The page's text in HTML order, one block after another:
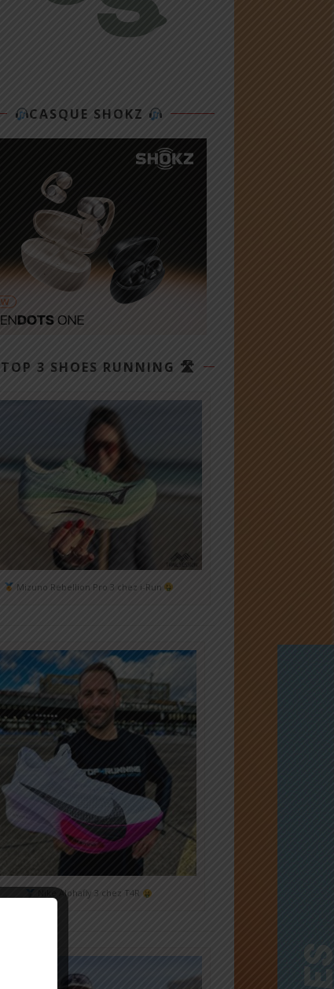
CASQUE SHOKZ
TOP 3 SHOES RUNNING 🛣
Mizuno Rebellion Pro 3 chez i-Run
Nike Alphafly 3 chez T4R